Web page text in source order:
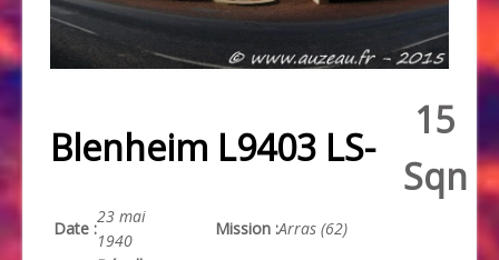
Blenheim L9403 LS-
15
Sqn
Date :
23 mai
1940
Mission :Arras (62)